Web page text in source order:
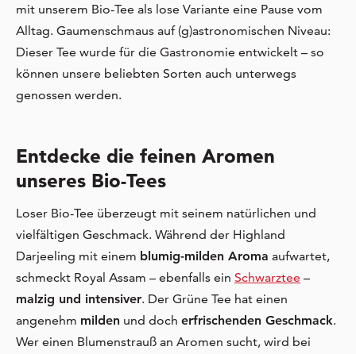
mit unserem Bio-Tee als lose Variante eine Pause vom
Alltag. Gaumenschmaus auf (g)astronomischen Niveau:
Dieser Tee wurde für die Gastronomie entwickelt – so
können unsere beliebten Sorten auch unterwegs
genossen werden.
Entdecke die feinen Aromen
unseres Bio-Tees
Loser Bio-Tee überzeugt mit seinem natürlichen und
vielfältigen Geschmack. Während der Highland
Darjeeling mit einem blumig-milden Aroma aufwartet,
schmeckt Royal Assam – ebenfalls ein Schwarztee –
malzig und intensiver. Der Grüne Tee hat einen
angenehm milden und doch erfrischenden Geschmack.
Wer einen Blumenstrauß an Aromen sucht, wird bei